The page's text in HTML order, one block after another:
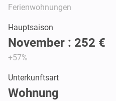
Ferienwohnungen
Hauptsaison
November : 252 €
+57%
Unterkunftsart
Wohnung